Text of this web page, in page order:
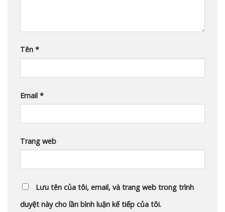
Tên *
Email *
Trang web
Lưu tên của tôi, email, và trang web trong trình
duyệt này cho lần bình luận kế tiếp của tôi.